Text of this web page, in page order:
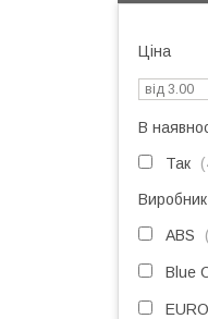
Ціна
В
Так
Виробник
ABS
Blue